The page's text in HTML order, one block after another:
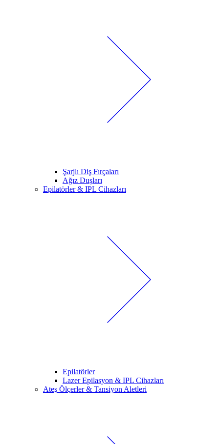
Şarjlı Diş Fırçaları
Ağız Duşları
Epilatörler & IPL Cihazları
Epilatörler
Lazer Epilasyon & IPL Cihazları
Ateş Ölçerler & Tansiyon Aletleri